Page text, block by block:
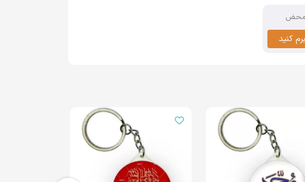
محض